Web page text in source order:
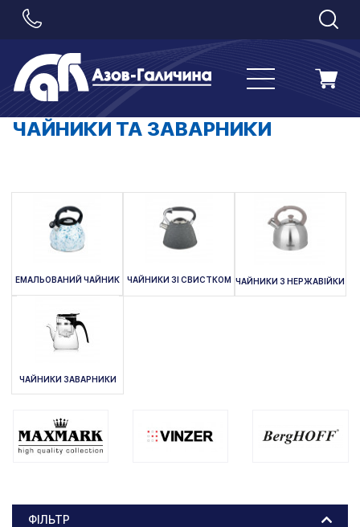
ЧАЙНИКИ ТА ЗАВАРНИКИ
ЕМАЛЬОВАНИЙ ЧАЙНИК ЧАЙНИКИ ЗІ СВИСТКОМ ЧАЙНИКИ З НЕРЖАВІЙКИ
ЧАЙНИКИ ЗАВАРНИКИ
ФІЛЬТР